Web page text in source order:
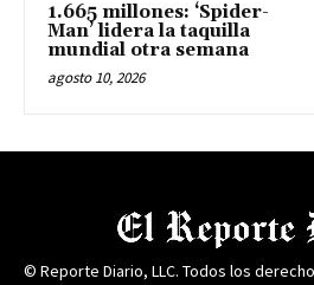
1.665 millones: ‘Spider-
Man’ lidera la taquilla
mundial otra semana
agosto 10, 2026
© Reporte Diario, LLC. Todos los